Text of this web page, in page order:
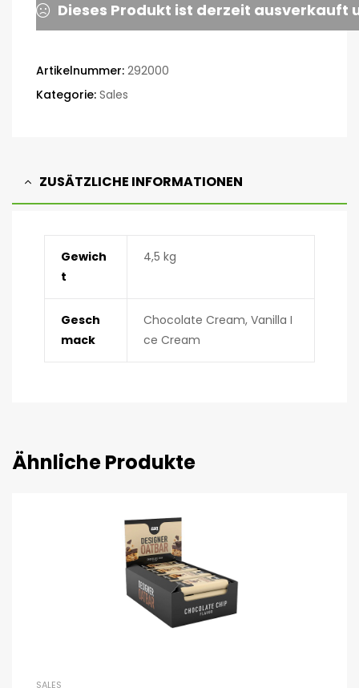
Dieses Produkt ist derzeit ausverkauft
Artikelnummer: 292000
Kategorie: Sales
ZUSÄTZLICHE INFORMATIONEN
Gewich
t
4,5 kg
Gesch
mack
Chocolate Cream, Vanilla I
ce Cream
Ähnliche Produkte
SALES